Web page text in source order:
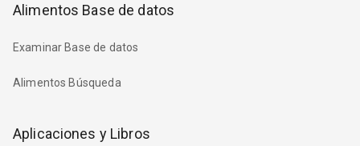
Alimentos Base de datos
Examinar Base de datos
Alimentos Búsqueda
Aplicaciones y Libros